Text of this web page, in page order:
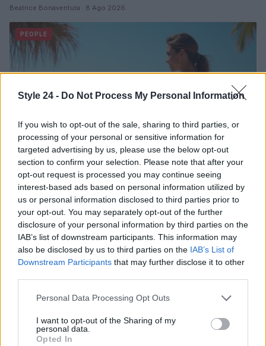
Style 24 - Do Not Process My Personal Information
If you wish to opt-out of the sale, sharing to third parties, or
processing of your personal or sensitive information for
targeted advertising by us, please use the below opt-out
section to confirm your selection. Please note that after your
opt-out request is processed you may continue seeing
interest-based ads based on personal information utilized by
us or personal information disclosed to third parties prior to
your opt-out. You may separately opt-out of the further
disclosure of your personal information by third parties on the
IAB’s list of downstream participants. This information may
also be disclosed by us to third parties on the IAB’s List of
Downstream Participants that may further disclose it to other
Please note that this website/app uses one or more Google
not limited to your visit or usage behaviour. You may click to
grant or deny consent to Google and its third-party tags to
Personal Data Processing Opt Outs
I want to opt-out of the Sharing of my
personal data.
Opted In
Beatrice Bonaventura · 8 Ago 2026
PEOPLE
Chiara Ferragni senza trucco: riflessioni su autenticità
e benessere
Camilla Fiore · 8 Ago 2026
PEOPLE